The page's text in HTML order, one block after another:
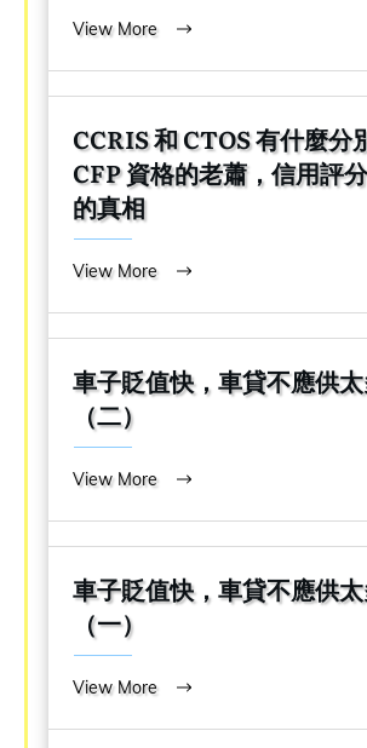
View More
CCRIS 和 CTOS 有什麼分
CFP 資格的老蕭，信用評
的真相
View More
車子貶值快，車貸不應供
（二）
View More
車子貶值快，車貸不應供
（一）
View More